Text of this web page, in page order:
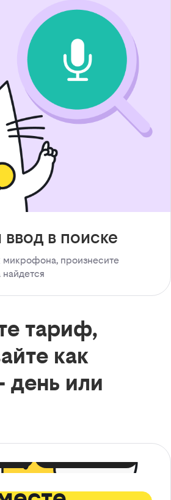
в поиске
микрофона, произнесите
найдется
тариф,
как
день или